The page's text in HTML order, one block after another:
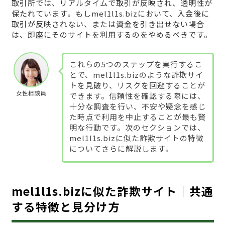
取引所では、リアルタイムで取引が反映され、透明性が
保たれています。もしmel1l1s.bizにおいて、入金後に
取引が反映されない、または資金を引き出せない場合
は、即座にそのサイトを利用するのをやめるべきです。
女性相談員
これらの5つのステップを実行するこ
とで、mel1l1s.bizのような詐欺サイ
トを見破り、リスクを回避することが
できます。信頼性を確認する際には、
十分な調査を行い、不安や疑念を感じ
た時点で利用を中止することが最も賢
明な行動です。次のセクションでは、
mel1l1s.bizに似た詐欺サイトの特徴
についてさらに解説します。
mel1l1s.bizに似た詐欺サイト｜共通
する特徴と見分け方